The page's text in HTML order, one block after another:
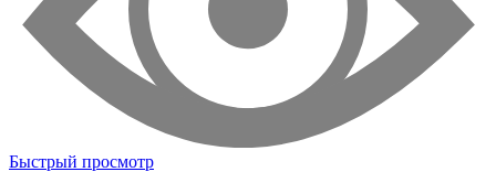
Быстрый просмотр